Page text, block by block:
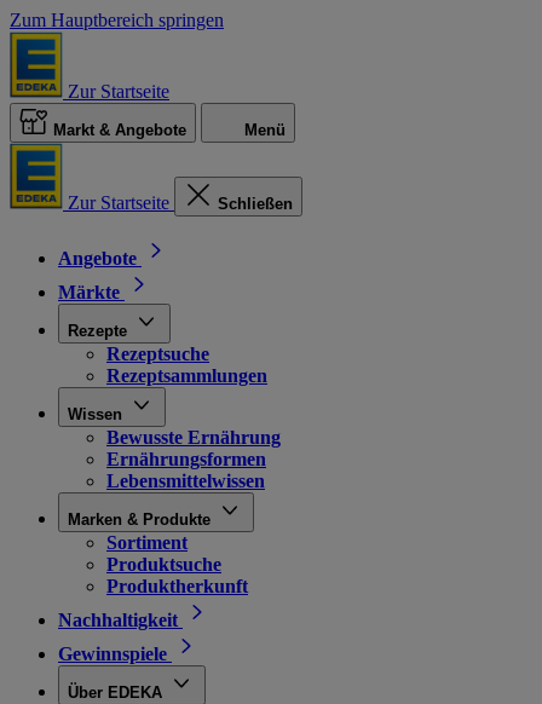
Zum Hauptbereich springen
Zur Startseite
Markt & Angebote Menü
Zur Startseite Schließen
Angebote
Märkte
Rezepte
Rezeptsuche
Rezeptsammlungen
Wissen
Bewusste Ernährung
Ernährungsformen
Lebensmittelwissen
Marken & Produkte
Sortiment
Produktsuche
Produktherkunft
Nachhaltigkeit
Gewinnspiele
Über EDEKA